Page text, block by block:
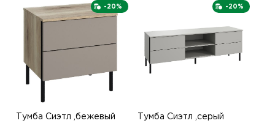
-20%
Тумба Сиэтл ,бежевый
-20%
Тумба Сиэтл ,серый